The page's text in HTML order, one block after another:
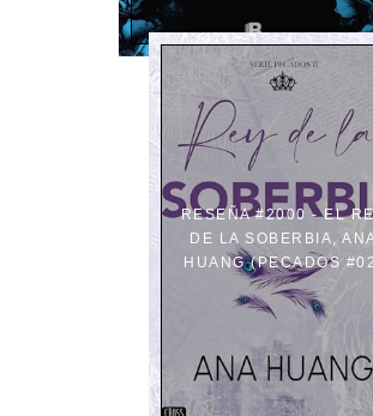
RESEÑA #2000 - EL
DE LA SOBERBIA,
HUANG (PECADOS